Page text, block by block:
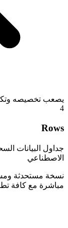
يصعب تخصيصه
4
Rows
جداول البيانات
الاصطناعي
نسخة مستحدثة
مباشرة مع كافة